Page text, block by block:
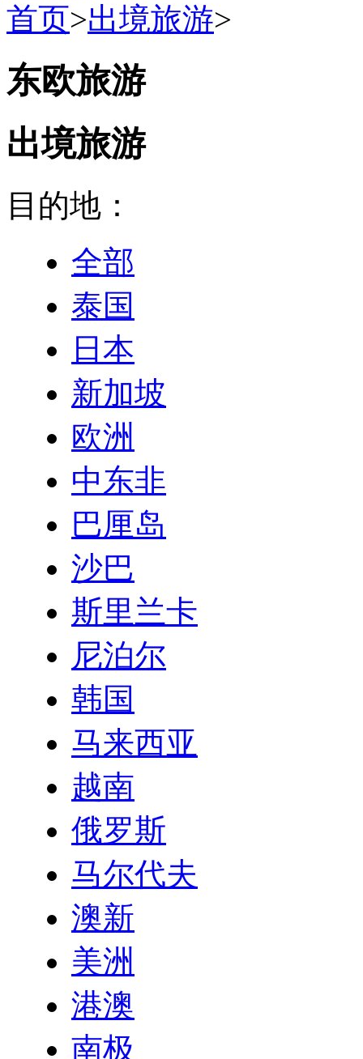
首页>出境旅游>
东欧旅游
出境旅游
目的地：
全部
泰国
日本
新加坡
欧洲
中东非
巴厘岛
沙巴
斯里兰卡
尼泊尔
韩国
马来西亚
越南
俄罗斯
马尔代夫
澳新
美洲
港澳
南极